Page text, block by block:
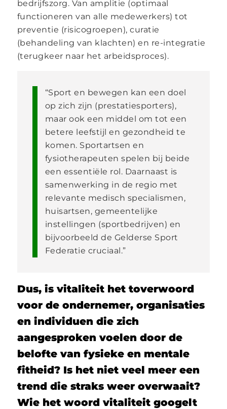
bedrijfszorg. Van amplitie (optimaal
functioneren van alle medewerkers) tot
preventie (risicogroepen), curatie
(behandeling van klachten) en re-integratie
(terugkeer naar het arbeidsproces).
“Sport en bewegen kan een doel
op zich zijn (prestatiesporters),
maar ook een middel om tot een
betere leefstijl en gezondheid te
komen. Sportartsen en
fysiotherapeuten spelen bij beide
een essentiële rol. Daarnaast is
samenwerking in de regio met
relevante medisch specialismen,
huisartsen, gemeentelijke
instellingen (sportbedrijven) en
bijvoorbeeld de Gelderse Sport
Federatie cruciaal.”
Dus, is vitaliteit het toverwoord
voor de ondernemer, organisaties
en individuen die zich
aangesproken voelen door de
belofte van fysieke en mentale
fitheid? Is het niet veel meer een
trend die straks weer overwaait?
Wie het woord vitaliteit googelt